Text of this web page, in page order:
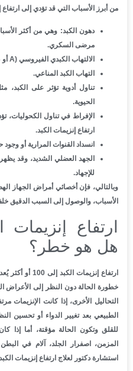
من أبرز الأسباب التي قد تؤدي إلى ارتفاع
دهون الكبد: وهي من أكثر
مرضى السكري.
الالتهاب الكبدي الفيروسي (A أو B أو C).
التهاب الكبد المناعي.
تناول أدوية تؤثر على الكبد،
الحيوية.
الإفراط في تناول الكحوليات،
ارتفاع إنزيمات الكبد.
انسداد القنوات المرارية أو
الجهد العضلي الشديد، وقد
للإجهاد.
وبالتالي، فإن أخصائي أمراض الجهاز
الأسباب، والوصول إلى السبب الدقيق
هل هو خطر؟
ارتفاع
خطورة الحالة دون النظر إلى الأعراض
التحاليل الأخرى، إذا كانت
الطبيعي بعد تغيير الدواء أو تحسين
للقلق وتكون الحالة مؤقتة، أما إذا
المزمن، اصفرار الجلد، آلام في
استشارة دكتور لعلاج ارتفاع إنزيمات